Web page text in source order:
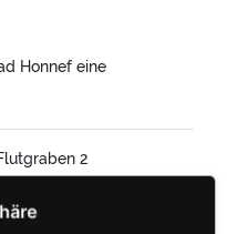
Honnef eine
2